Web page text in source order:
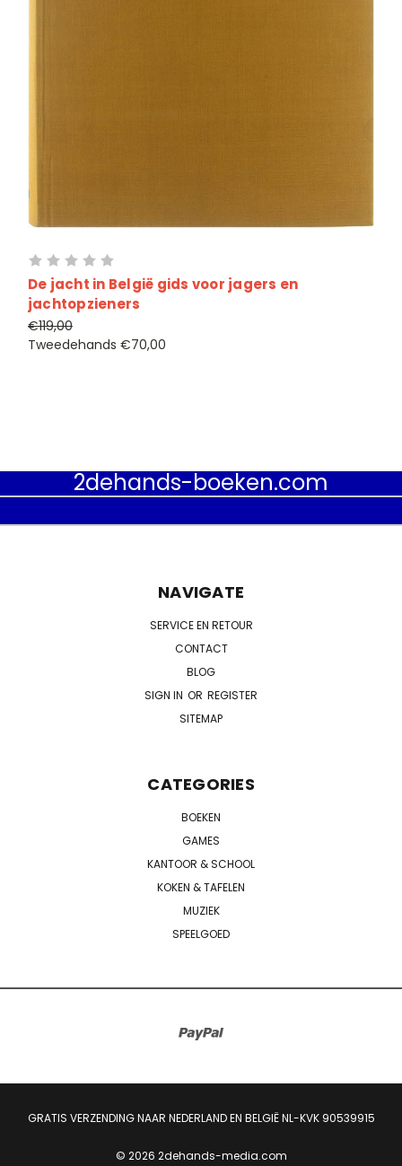
De jacht in België gids voor jagers en
jachtopzieners
€119,00
Tweedehands €70,00
2dehands-boeken.com
NAVIGATE
SERVICE EN RETOUR
CONTACT
BLOG
SIGN IN OR REGISTER
SITEMAP
CATEGORIES
BOEKEN
GAMES
KANTOOR & SCHOOL
KOKEN & TAFELEN
MUZIEK
SPEELGOED
GRATIS VERZENDING NAAR NEDERLAND EN BELGIË NL-KVK 90539915
© 2026 2dehands-media.com